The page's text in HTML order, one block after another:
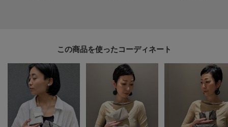
ーーーーーーーーーーーーーーーーーーーーーーーーーーー
※照明の関係により、実際よりも色味が違って見える場合があります。ま
た、パソコン・スマートフォンなどの環境により、若干製品と画像のカラー
が異なる場合もございます。
この商品を使った